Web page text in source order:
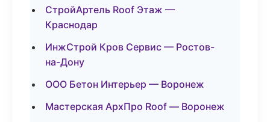
СтройАртель Roof Этаж —
Краснодар
ИнжСтрой Кров Сервис — Ростов-
на-Дону
ООО Бетон Интерьер — Воронеж
Мастерская АрхПро Roof — Воронеж